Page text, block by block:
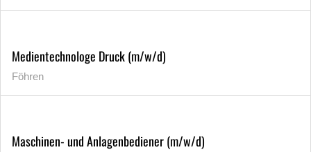
Medientechnologe Druck (m/w/d)
Föhren
Maschinen- und Anlagenbediener (m/w/d)